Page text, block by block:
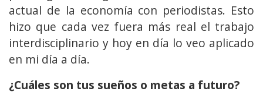
actual de la economía con periodistas. Esto
hizo que cada vez fuera más real el trabajo
interdisciplinario y hoy en día lo veo aplicado
en mi día a día.
¿Cuáles son tus sueños o metas a futuro?